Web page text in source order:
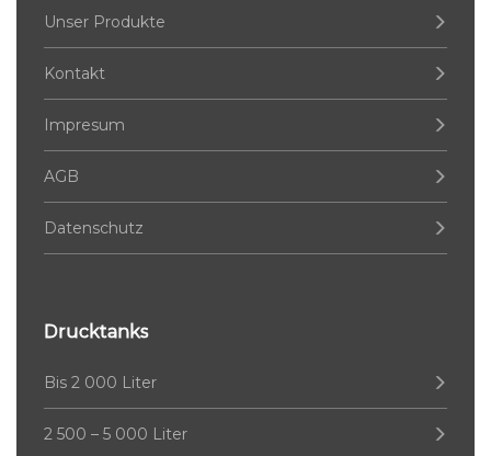
Unser Produkte
Kontakt
Impresum
AGB
Datenschutz
Drucktanks
Bis 2 000 Liter
2 500 – 5 000 Liter